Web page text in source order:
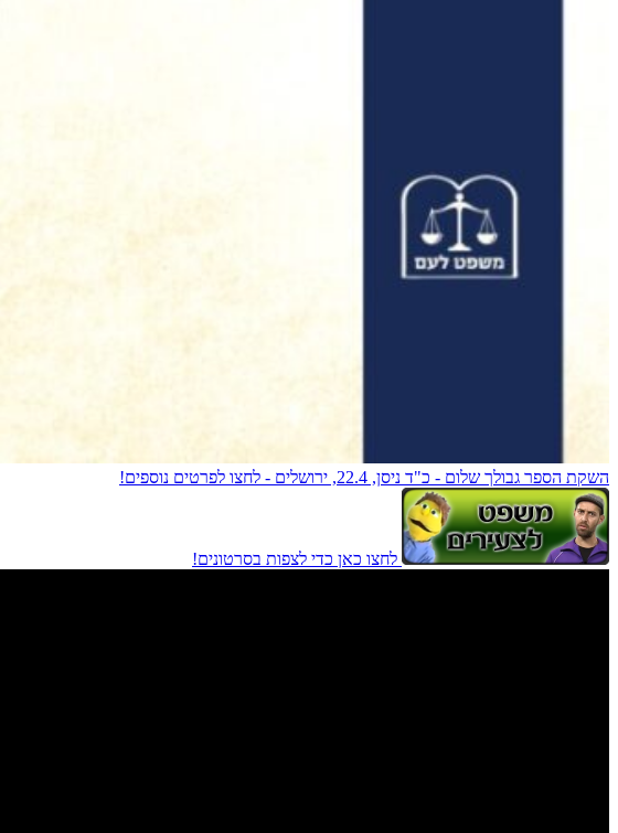
השקת הספר גבולך שלום - כ"ד ניסן, 22.4, ירושלים - לחצו לפרטים נוספים!
לחצו כאן כדי לצפות בסרטונים!